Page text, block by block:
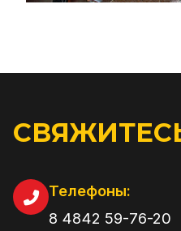
Телефоны:
8 4842 59-76-20